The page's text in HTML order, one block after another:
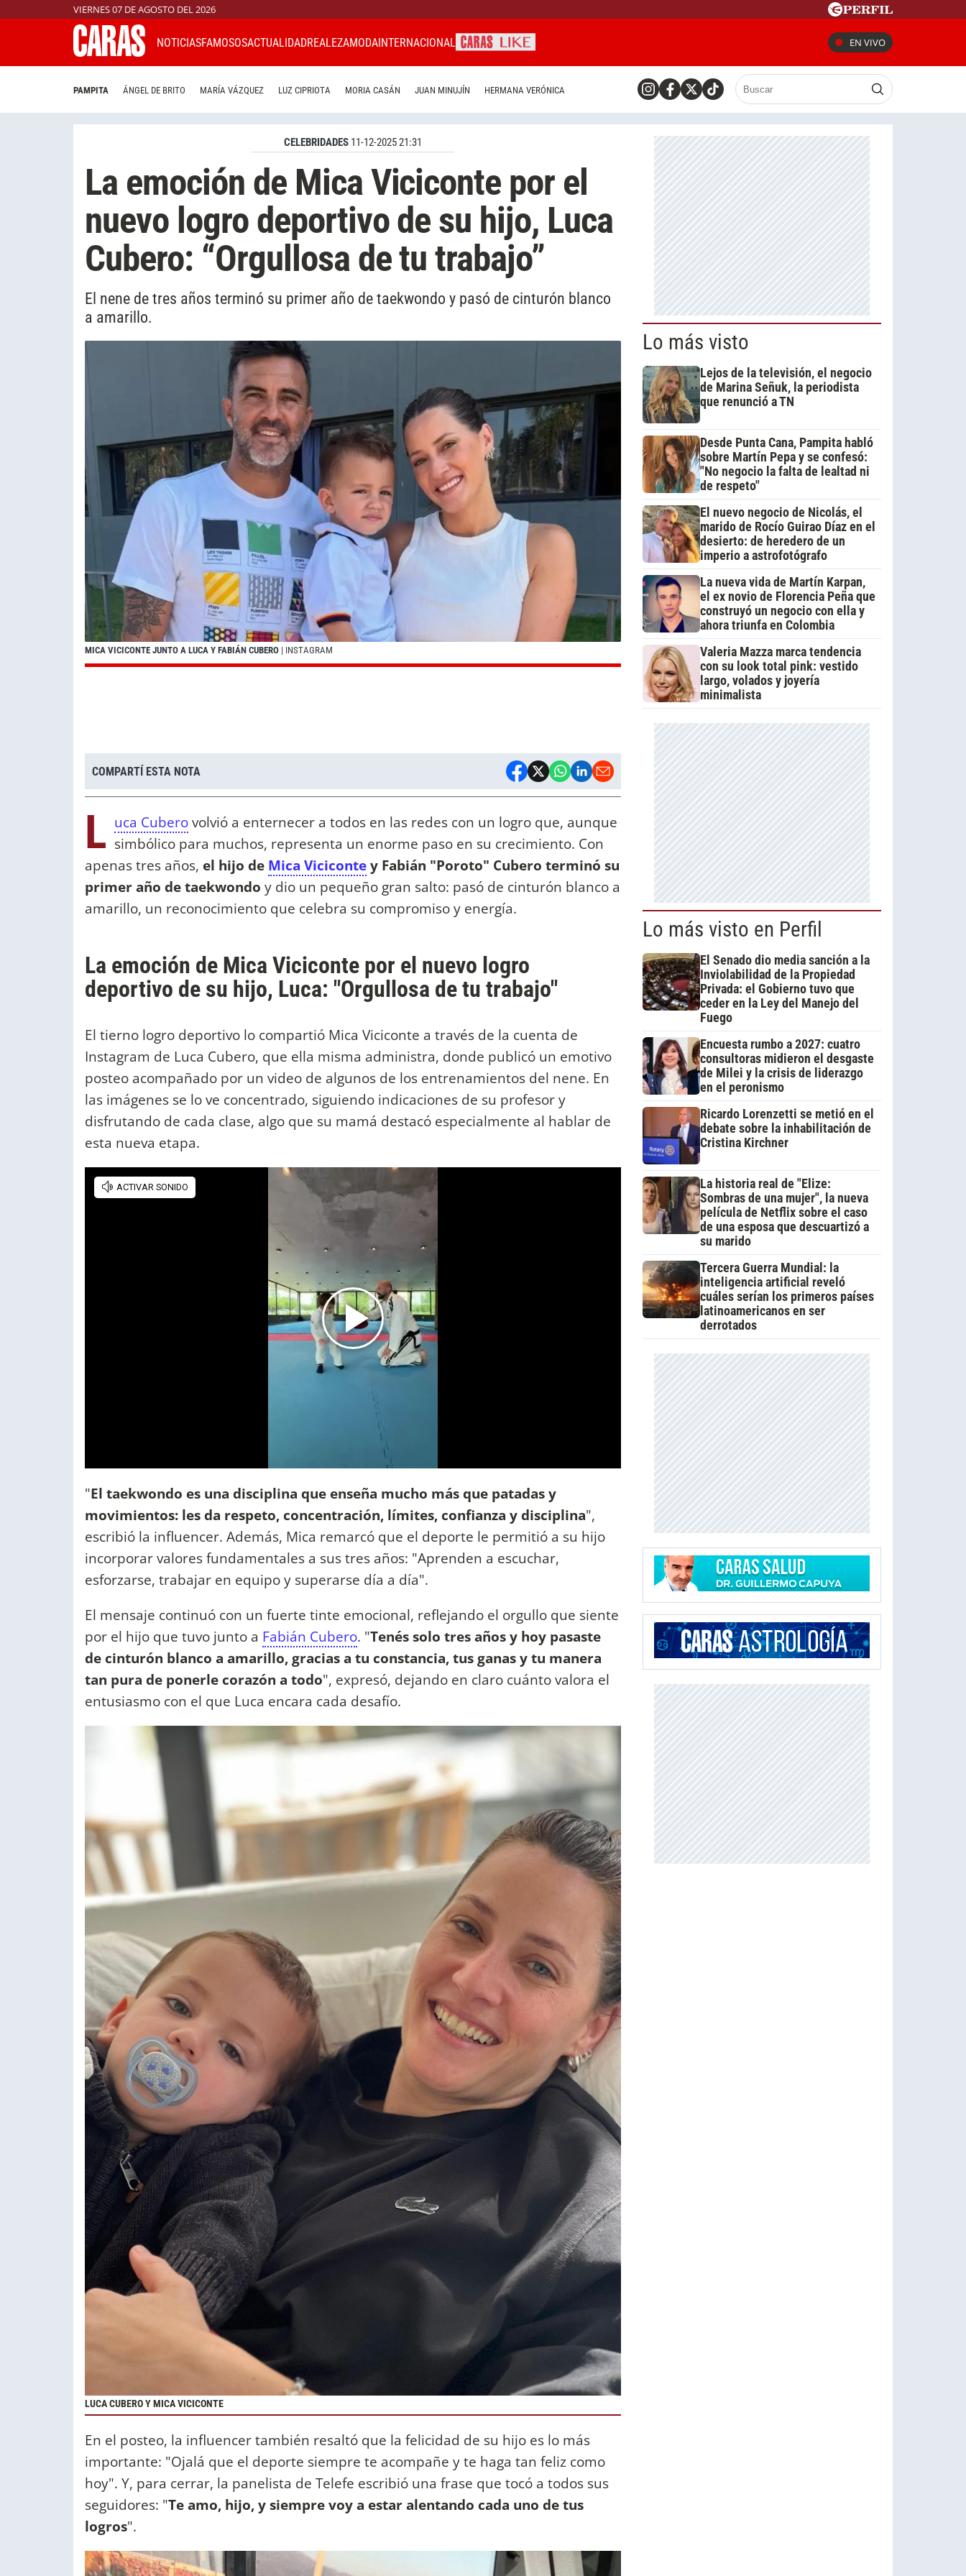
VIERNES 07 DE AGOSTO DEL 2026
NOTICIASFAMOSOSACTUALIDADREALEZAMODAINTERNACIONAL EN VIVO
PAMPITA ÁNGEL DE BRITO MARÍA VÁZQUEZ LUZ CIPRIOTA MORIA CASÁN JUAN MINUJÍN HERMANA VERÓNICA
CELEBRIDADES 11-12-2025 21:31
La emoción de Mica Viciconte por el
nuevo logro deportivo de su hijo, Luca
Cubero: “Orgullosa de tu trabajo”
El nene de tres años terminó su primer año de taekwondo y pasó de cinturón blanco
a amarillo.
MICA VICICONTE JUNTO A LUCA Y FABIÁN CUBERO | INSTAGRAM
COMPARTÍ ESTA NOTA
L uca Cuberovolvió a enternecer a todos en las redes con un logro que, aunque
simbólico para muchos, representa un enorme paso en su crecimiento. Con
apenas tres años, el hijo de Mica Vicicontey Fabián "Poroto" Cubero terminó su
primer año de taekwondo y dio un pequeño gran salto: pasó de cinturón blanco a
amarillo, un reconocimiento que celebra su compromiso y energía.
La emoción de Mica Viciconte por el nuevo logro
deportivo de su hijo, Luca: "Orgullosa de tu trabajo"
El tierno logro deportivo lo compartió Mica Viciconte a través de la cuenta de
Instagram de Luca Cubero, que ella misma administra, donde publicó un emotivo
posteo acompañado por un video de algunos de los entrenamientos del nene. En
las imágenes se lo ve concentrado, siguiendo indicaciones de su profesor y
disfrutando de cada clase, algo que su mamá destacó especialmente al hablar de
esta nueva etapa.
"El taekwondo es una disciplina que enseña mucho más que patadas y
movimientos: les da respeto, concentración, límites, confianza y disciplina",
escribió la influencer. Además, Mica remarcó que el deporte le permitió a su hijo
incorporar valores fundamentales a sus tres años: "Aprenden a escuchar,
esforzarse, trabajar en equipo y superarse día a día".
El mensaje continuó con un fuerte tinte emocional, reflejando el orgullo que siente
por el hijo que tuvo junto a Fabián Cubero. "Tenés solo tres años y hoy pasaste
de cinturón blanco a amarillo, gracias a tu constancia, tus ganas y tu manera
tan pura de ponerle corazón a todo", expresó, dejando en claro cuánto valora el
entusiasmo con el que Luca encara cada desafío.
LUCA CUBERO Y MICA VICICONTE
En el posteo, la influencer también resaltó que la felicidad de su hijo es lo más
importante: "Ojalá que el deporte siempre te acompañe y te haga tan feliz como
hoy". Y, para cerrar, la panelista de Telefe escribió una frase que tocó a todos sus
seguidores: "Te amo, hijo, y siempre voy a estar alentando cada uno de tus
logros".
Lo más visto
Lejos de la televisión, el negocio
de Marina Señuk, la periodista
que renunció a TN
Desde Punta Cana, Pampita habló
sobre Martín Pepa y se confesó:
"No negocio la falta de lealtad ni
de respeto"
El nuevo negocio de Nicolás, el
marido de Rocío Guirao Díaz en el
desierto: de heredero de un
imperio a astrofotógrafo
La nueva vida de Martín Karpan,
el ex novio de Florencia Peña que
construyó un negocio con ella y
ahora triunfa en Colombia
Valeria Mazza marca tendencia
con su look total pink: vestido
largo, volados y joyería
minimalista
Lo más visto en Perfil
El Senado dio media sanción a la
Inviolabilidad de la Propiedad
Privada: el Gobierno tuvo que
ceder en la Ley del Manejo del
Fuego
Encuesta rumbo a 2027: cuatro
consultoras midieron el desgaste
de Milei y la crisis de liderazgo
en el peronismo
Ricardo Lorenzetti se metió en el
debate sobre la inhabilitación de
Cristina Kirchner
La historia real de "Elize:
Sombras de una mujer", la nueva
película de Netflix sobre el caso
de una esposa que descuartizó a
su marido
Tercera Guerra Mundial: la
inteligencia artificial reveló
cuáles serían los primeros países
latinoamericanos en ser
derrotados